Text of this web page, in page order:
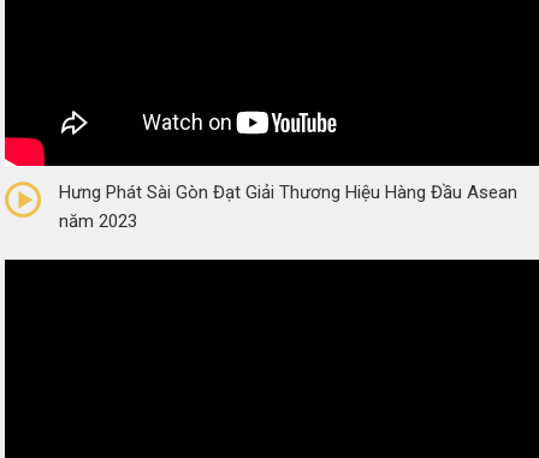
(0 Reviews)
Hưng Phát Sài Gòn Đạt Giải Thương Hiệu Hàng Đầu Asean
năm 2023